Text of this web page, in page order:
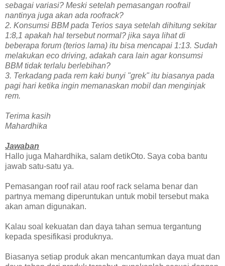
sebagai variasi? Meski setelah pemasangan roofrail
nantinya juga akan ada roofrack?
2. Konsumsi BBM pada Terios saya setelah dihitung sekitar
1:8,1 apakah hal tersebut normal? jika saya lihat di
beberapa forum (terios lama) itu bisa mencapai 1:13. Sudah
melakukan eco driving, adakah cara lain agar konsumsi
BBM tidak terlalu berlebihan?
3. Terkadang pada rem kaki bunyi "grek" itu biasanya pada
pagi hari ketika ingin memanaskan mobil dan menginjak
rem.
Terima kasih
Mahardhika
Jawaban
Hallo juga Mahardhika, salam detikOto. Saya coba bantu
jawab satu-satu ya.
Pemasangan roof rail atau roof rack selama benar dan
partnya memang diperuntukan untuk mobil tersebut maka
akan aman digunakan.
Kalau soal kekuatan dan daya tahan semua tergantung
kepada spesifikasi produknya.
Biasanya setiap produk akan mencantumkan daya muat dan